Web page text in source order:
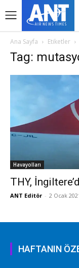
Ana Sayfa Etiketler
Tag:
Havayolları
THY,
ANT Editör - 2 Ocak
HAFTANIN